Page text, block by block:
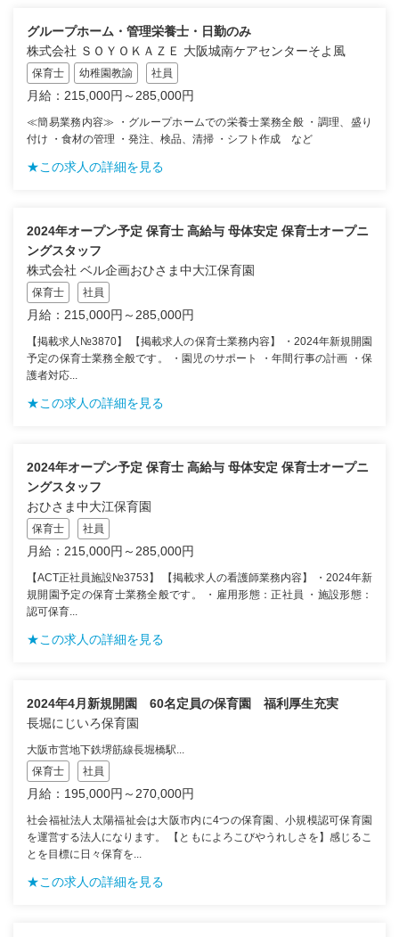
グループホーム・管理栄養士・日勤のみ
株式会社 ＳＯＹＯＫＡＺＥ 大阪城南ケアセンターそよ風
保育士 幼稚園教諭 社員
月給：215,000円～285,000円
≪簡易業務内容≫ ・グループホームでの栄養士業務全般 ・調理、盛り
付け ・食材の管理 ・発注、検品、清掃 ・シフト作成 など
★この求人の詳細を見る
2024年オープン予定 保育士 高給与 母体安定 保育士オープニ
ングスタッフ
株式会社 ベル企画おひさま中大江保育園
保育士 社員
月給：215,000円～285,000円
【掲載求人№3870】 【掲載求人の保育士業務内容】 ・2024年新規開園
予定の保育士業務全般です。 ・園児のサポート ・年間行事の計画 ・保
護者対応...
★この求人の詳細を見る
2024年オープン予定 保育士 高給与 母体安定 保育士オープニ
ングスタッフ
おひさま中大江保育園
保育士 社員
月給：215,000円～285,000円
【ACT正社員施設№3753】 【掲載求人の看護師業務内容】 ・2024年新
規開園予定の保育士業務全般です。 ・雇用形態：正社員 ・施設形態：
認可保育...
★この求人の詳細を見る
2024年4月新規開園 60名定員の保育園 福利厚生充実
長堀にじいろ保育園
大阪市営地下鉄堺筋線長堀橋駅...
保育士
社員
月給：195,000円～270,000円
社会福祉法人太陽福祉会は大阪市内に4つの保育園、小規模認可保育園
を運営する法人になります。 【ともによろこびやうれしさを】感じるこ
とを目標に日々保育を...
★この求人の詳細を見る